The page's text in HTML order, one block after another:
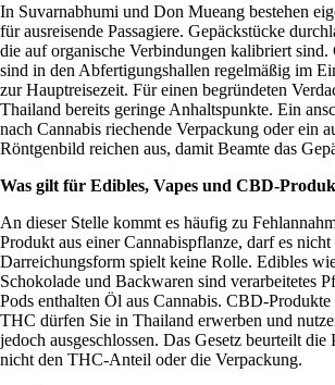
In Suvarnabhumi und Don Mueang bestehen
für ausreisende Passagiere. Gepäckstücke
die auf organische Verbindungen kalibriert sind.
sind in den Abfertigungshallen regelmäßig im
zur Hauptreisezeit. Für einen begründeten
Thailand bereits geringe Anhaltspunkte. Ein
nach Cannabis riechende Verpackung oder ein
Röntgenbild reichen aus, damit Beamte das
Was gilt für Edibles, Vapes und CBD-
An dieser Stelle kommt es häufig zu
Produkt aus einer Cannabispflanze, darf es
Darreichungsform spielt keine Rolle. Edibles
Schokolade und Backwaren sind verarbeitetes
Pods enthalten Öl aus Cannabis. CBD-
THC dürfen Sie in Thailand erwerben und
jedoch ausgeschlossen. Das Gesetz beurteilt die
nicht den THC-Anteil oder die Verpackung.